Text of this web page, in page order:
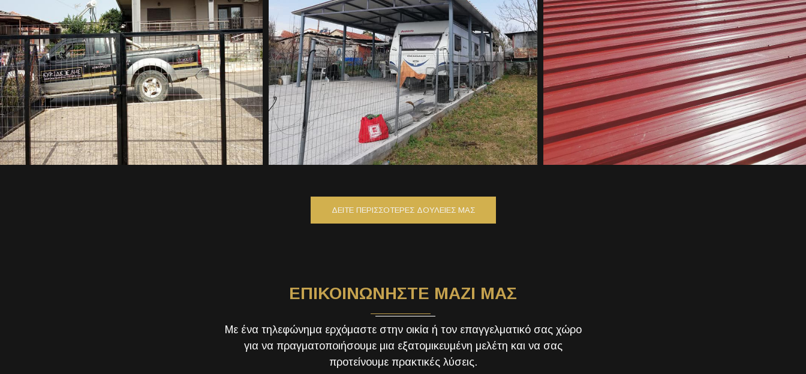
ΔΕΙΤΕ ΠΕΡΙΣΣΟΤΕΡΕΣ ΔΟΥΛΕΙΕΣ ΜΑΣ
ΕΠΙΚΟΙΝΩΝΗΣΤΕ ΜΑΖΙ ΜΑΣ
Με ένα τηλεφώνημα ερχόμαστε στην οικία ή τον επαγγελματικό σας χώρο
για να πραγματοποιήσουμε μια εξατομικευμένη μελέτη και να σας
προτείνουμε πρακτικές λύσεις.